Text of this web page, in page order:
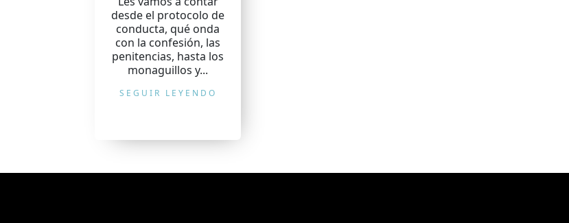
desde el protocolo de
conducta, qué onda
con la confesión, las
penitencias, hasta los
monaguillos y...
SEGUIR LEYENDO